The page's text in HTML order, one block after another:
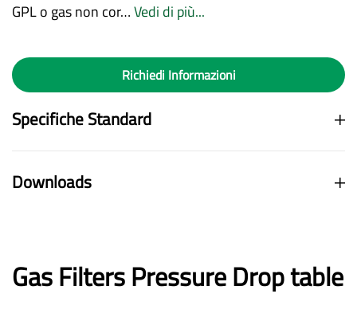
GPL o gas non cor…Vedi di più...
Richiedi Informazioni
Specifiche Standard
Downloads
Gas Filters Pressure Drop table